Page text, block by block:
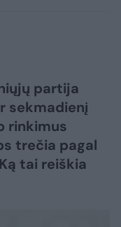
partija
sekmadienį
rinkimus
trečia pagal
tai reiškia